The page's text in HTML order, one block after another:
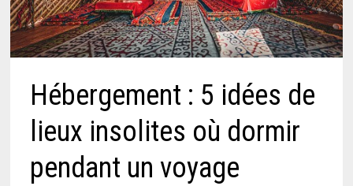
Hébergement : 5 idées de
lieux insolites où dormir
pendant un voyage